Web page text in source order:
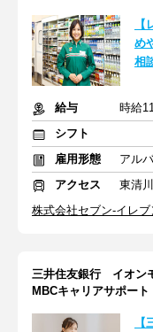
め
相
給与
時給
シフト
雇用形態
アル
アクセス
東清
株式会社セブン-イレ
三井住友銀行 イオン
MBCキャリアサポート